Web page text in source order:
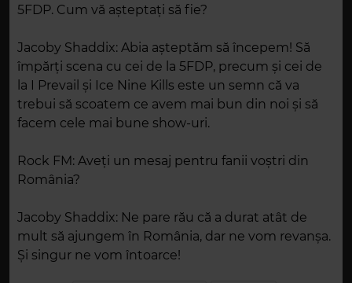
5FDP. Cum vă așteptați să fie?
Jacoby Shaddix: Abia așteptăm să începem! Să
împărți scena cu cei de la 5FDP, precum și cei de
la I Prevail și Ice Nine Kills este un semn că va
trebui să scoatem ce avem mai bun din noi și să
facem cele mai bune show-uri.
Rock FM: Aveți un mesaj pentru fanii voștri din
România?
Jacoby Shaddix: Ne pare rău că a durat atât de
mult să ajungem în România, dar ne vom revanșa.
Și singur ne vom întoarce!